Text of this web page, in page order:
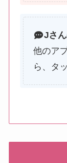
Jさ
他のア
ら、タ